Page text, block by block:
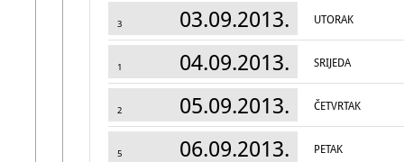
3 03.09.2013. UTORAK
1 04.09.2013. SRIJEDA
2 05.09.2013. ČETVRTAK
5 06.09.2013. PETAK